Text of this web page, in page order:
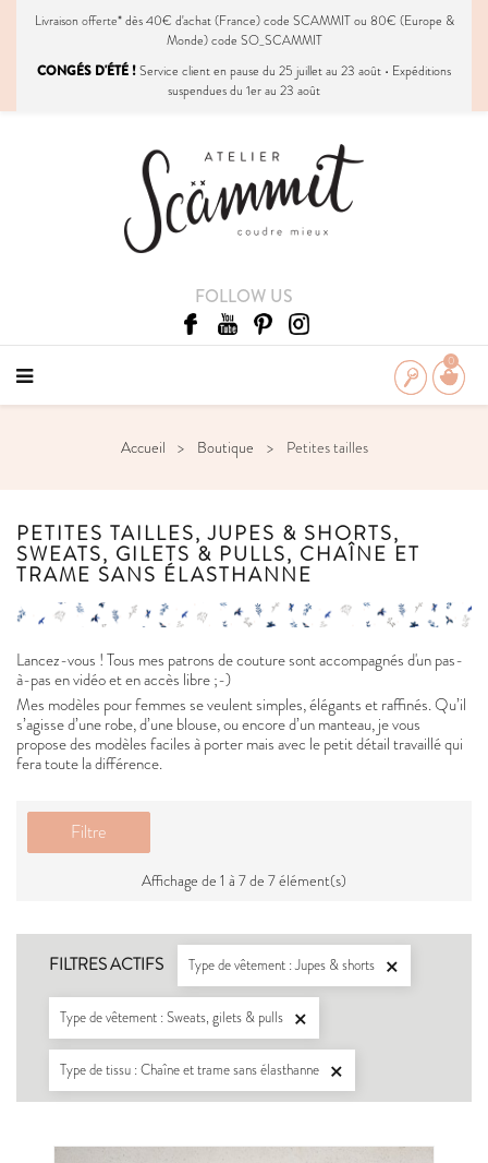
Livraison offerte* dès 40€ d'achat (France) code SCAMMIT ou 80€ (Europe &
Monde) code SO_SCAMMIT
CONGÉS D'ÉTÉ !Service client en pause du 25 juillet au 23 août • Expéditions
suspendues du 1er au 23 août
FOLLOW US
0
Accueil Boutique Petites tailles
PETITES TAILLES, JUPES & SHORTS,
SWEATS, GILETS & PULLS, CHAÎNE ET
TRAME SANS ÉLASTHANNE
Lancez-vous ! Tous mes patrons de couture sont accompagnés d'un pas-
à-pas en vidéo et en accès libre ;-)
Mes modèles pour femmes se veulent simples, élégants et raffinés. Qu’il
s’agisse d’une robe, d’une blouse, ou encore d’un manteau, je vous
propose des modèles faciles à porter mais avec le petit détail travaillé qui
fera toute la différence.
Filtre
Affichage de 1 à 7 de 7 élément(s)
FILTRES ACTIFS Type de vêtement : Jupes & shorts 
Type de vêtement : Sweats, gilets & pulls 
Type de tissu : Chaîne et trame sans élasthanne 